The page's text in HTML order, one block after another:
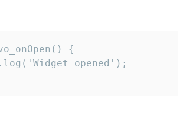
{
opened');